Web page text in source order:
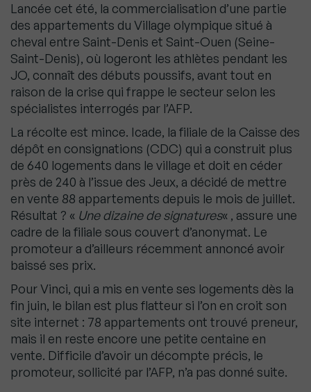
Lancée cet été, la commercialisation d’une partie
des appartements du Village olympique situé à
cheval entre Saint-Denis et Saint-Ouen (Seine-
Saint-Denis), où logeront les athlètes pendant les
JO, connaît des débuts poussifs, avant tout en
raison de la crise qui frappe le secteur selon les
spécialistes interrogés par l’AFP.
La récolte est mince. Icade, la filiale de la Caisse des
dépôt en consignations (CDC) qui a construit plus
de 640 logements dans le village et doit en céder
près de 240 à l’issue des Jeux, a décidé de mettre
en vente 88 appartements depuis le mois de juillet.
Résultat ? « Une dizaine de signatures« , assure une
cadre de la filiale sous couvert d’anonymat. Le
promoteur a d’ailleurs récemment annoncé avoir
baissé ses prix.
Pour Vinci, qui a mis en vente ses logements dès la
fin juin, le bilan est plus flatteur si l’on en croit son
site internet : 78 appartements ont trouvé preneur,
mais il en reste encore une petite centaine en
vente. Difficile d’avoir un décompte précis, le
promoteur, sollicité par l’AFP, n’a pas donné suite.